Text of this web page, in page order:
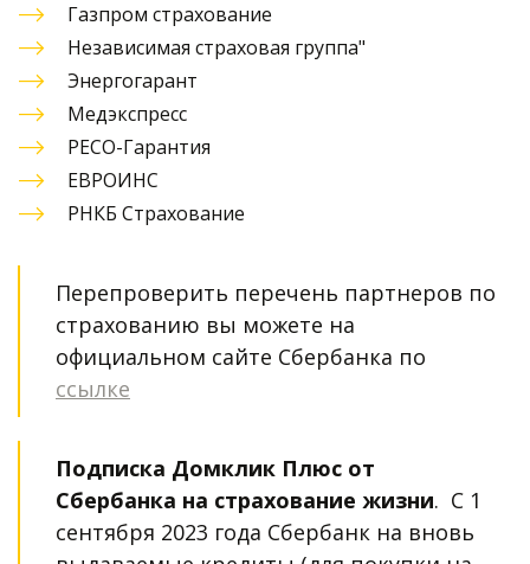
Газпром страхование
Независимая страховая группа"
Энергогарант
Медэкспресс
РЕСО-Гарантия
ЕВРОИНС
РНКБ Страхование
Перепроверить перечень партнеров по
страхованию вы можете на
ссылке
Подписка Домклик Плюс от
Сбербанка на страхование жизни.  С 1
сентября 2023 года Сбербанк на вновь